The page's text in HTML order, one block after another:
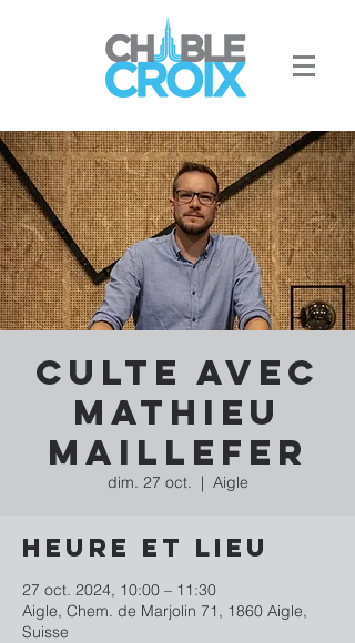
Culte avec
Mathieu
Maillefer
dim. 27 oct.
  |
Aigle
Heure et lieu
27 oct. 2024, 10:00 – 11:30
Aigle, Chem. de Marjolin 71, 1860 Aigle,
Suisse